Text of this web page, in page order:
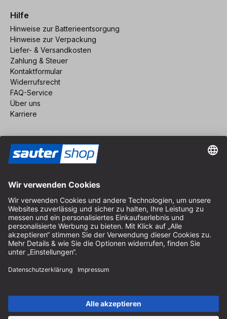
Hilfe
Hinweise zur Batterieentsorgung
Hinweise zur Verpackung
Liefer- & Versandkosten
Zahlung & Steuer
Kontaktformular
Widerrufsrecht
FAQ-Service
Über uns
Karriere
Impressum
AGB
Datenschutz
Cookie-Einstellungen
© 2026 sauter GmbH
* kostenloser Versand ab 150 Euro Bestellwert innerhalb
Deutschlands für die Standard-Paketgrößen - ausgenommen
Sperrgut und Fracht